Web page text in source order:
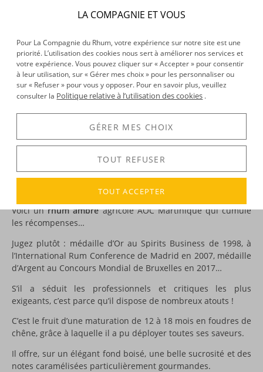
Environnement de vieillissement :Tropical
Volume :70CL
Degré :40°
DÉCOUVERTE
Voici unrhum ambréagricole AOC Martinique qui cumule
les récompenses…
Jugez plutôt : médaille d’Or au Spirits Business de 1998, à
l’International Rum Conference de Madrid en 2007, médaille
d’Argent au Concours Mondial de Bruxelles en 2017…
S’il a séduit les professionnels et critiques les plus
exigeants, c’est parce qu’il dispose de nombreux atouts !
C’est le fruit d’une maturation de 12 à 18 mois en foudres de
chêne, grâce à laquelle il a pu déployer toutes ses saveurs.
Il offre, sur un élégant fond boisé, une belle sucrosité et des
notes caramélisées particulièrement gourmandes.
LA COMPAGNIE ET VOUS
Pour La Compagnie du Rhum, votre expérience sur notre site est une
priorité. L’utilisation des cookies nous sert à améliorer nos services et
votre expérience. Vous pouvez cliquer sur « Accepter » pour consentir
à leur utilisation, sur « Gérer mes choix » pour les personnaliser ou
sur « Refuser » pour vous y opposer. Pour en savoir plus, veuillez
consulter la Politique relative à l’utilisation des cookies .
GÉRER MES CHOIX
TOUT REFUSER
TOUT ACCEPTER